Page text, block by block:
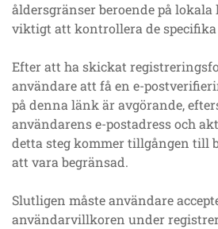
åldersgränser beroende på lokala
viktigt att kontrollera de
Efter att ha skickat
användare att få en e-
på denna länk är avgörande,
användarens e-postadress och
detta steg kommer tillgången till
att vara begränsad.
Slutligen måste användare
användarvillkoren under